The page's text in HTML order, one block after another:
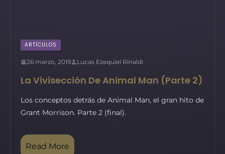
ARTÍCULOS
26 marzo, 2019 Lucas Ezequiel Rinaldi
La Vivisección De Animal Man (Parte 2)
Los conceptos detrás de Animal Man, el gran hito de
Grant Morrison. Parte 2 (final).
Read More